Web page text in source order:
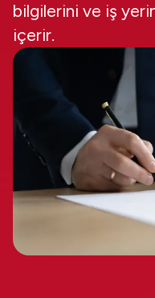
bilgilerini ve iş
içerir.